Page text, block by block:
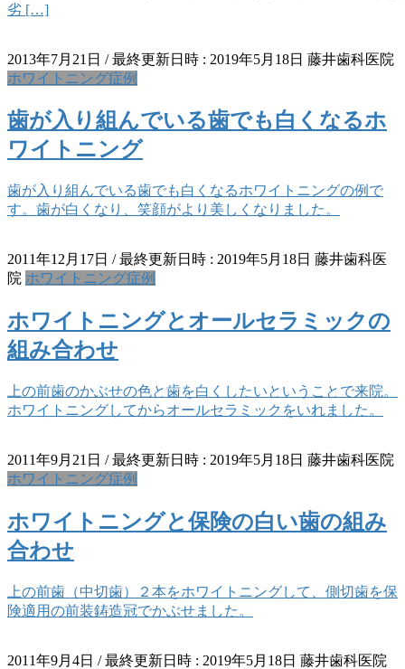
劣 […]
2013年7月21日 / 最終更新日時 : 2019年5月18日 藤井歯科医院
ホワイトニング症例
歯が入り組んでいる歯でも白くなるホ
ワイトニング
歯が入り組んでいる歯でも白くなるホワイトニングの例で
す。歯が白くなり、笑顔がより美しくなりました。
2011年12月17日 / 最終更新日時 : 2019年5月18日 藤井歯科医
院 ホワイトニング症例
ホワイトニングとオールセラミックの
組み合わせ
上の前歯のかぶせの色と歯を白くしたいということで来院。
ホワイトニングしてからオールセラミックをいれました。
2011年9月21日 / 最終更新日時 : 2019年5月18日 藤井歯科医院
ホワイトニング症例
ホワイトニングと保険の白い歯の組み
合わせ
上の前歯（中切歯）２本をホワイトニングして、側切歯を保
険適用の前装鋳造冠でかぶせました。
2011年9月4日 / 最終更新日時 : 2019年5月18日 藤井歯科医院